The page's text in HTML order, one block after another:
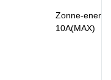
Zonne-
10A(MAX)